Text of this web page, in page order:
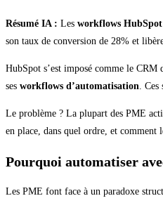
Résumé IA : Les workflows
son taux de conversion de 28% et
HubSpot s’est imposé comme le
ses workflows d’automatisation. Ces
Le problème ? La plupart des PME
en place, dans quel ordre, et
Pourquoi automatiser
Les PME font face à un paradoxe